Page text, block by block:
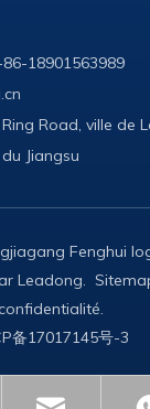
18901563989
Road, ville de
Jiangsu
Fenghui
Leadong.
.
备17017145号-3